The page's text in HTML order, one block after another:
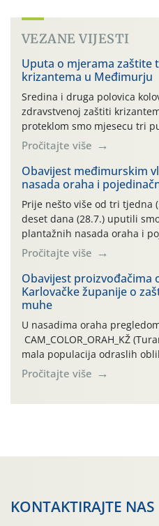
VEZANE VIJESTI
Uputa o mjerama zaštite
krizantema u Međimurju
Sredina i druga polovica
zdravstvenoj zaštiti
proteklom smo mjesecu tri
preventivnim mjerama
uzročnika bolesti, štetnika i
06.7.)! Na početku ovog
povijesno i ekstremno vruće
najviše temperature […]
Pročitajte više
Obavijest međimurskim
nasada oraha i
Prije nešto više od tri tjedna
deset dana (28.7.) uputili
plantažnih nasada oraha i
leta i ovogodišnjoj potrebi
orahove muhe (Rhagoletis
traje drugi ovogodišnji
izražen zadnja šest dana
temperature zraka
Pročitajte više
Obavijest proizvođačima
Karlovačke županije o
muhe
U nasadima oraha
CAM_COLOR_ORAH_KŽ
mala populacija odraslih
(Rhagoletis completa). Niska
činjenicom da je riječ o
Pročitajte više
KONTAKTIRAJTE NAS